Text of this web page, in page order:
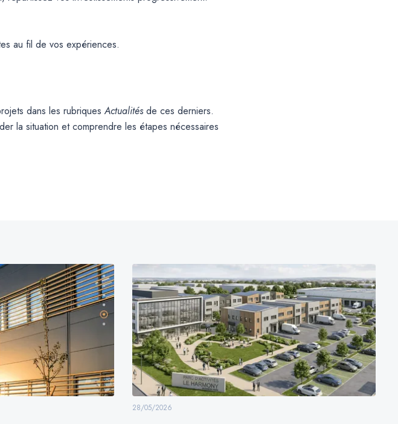
au fil de vos expériences.
dans les rubriquesActualitésde ces derniers.
la situation et comprendre les étapes nécessaires
28/05/2026